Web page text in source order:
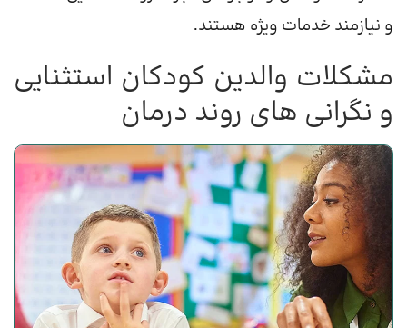
و نیازمند خدمات ویژه هستند.
مشکلات والدین کودکان استثنایی
و نگرانی های روند درمان